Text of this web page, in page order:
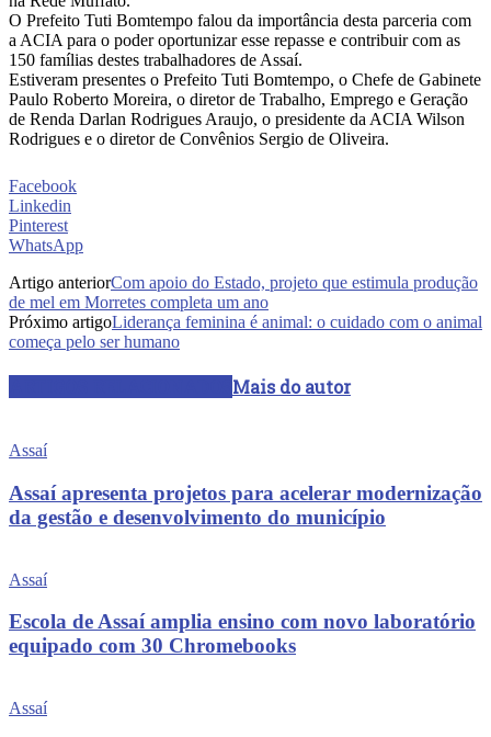
O Prefeito Tuti Bomtempo falou da importância desta parceria com
a ACIA para o poder oportunizar esse repasse e contribuir com as
150 famílias destes trabalhadores de Assaí.
Estiveram presentes o Prefeito Tuti Bomtempo, o Chefe de Gabinete
Paulo Roberto Moreira, o diretor de Trabalho, Emprego e Geração
de Renda Darlan Rodrigues Araujo, o presidente da ACIA Wilson
Rodrigues e o diretor de Convênios Sergio de Oliveira.
Facebook
Linkedin
Pinterest
WhatsApp
Artigo anteriorCom apoio do Estado, projeto que estimula produção
de mel em Morretes completa um ano
Próximo artigoLiderança feminina é animal: o cuidado com o animal
começa pelo ser humano
Mais do autor
Assaí
Assaí apresenta projetos para acelerar modernização
da gestão e desenvolvimento do município
Assaí
Escola de Assaí amplia ensino com novo laboratório
equipado com 30 Chromebooks
Assaí